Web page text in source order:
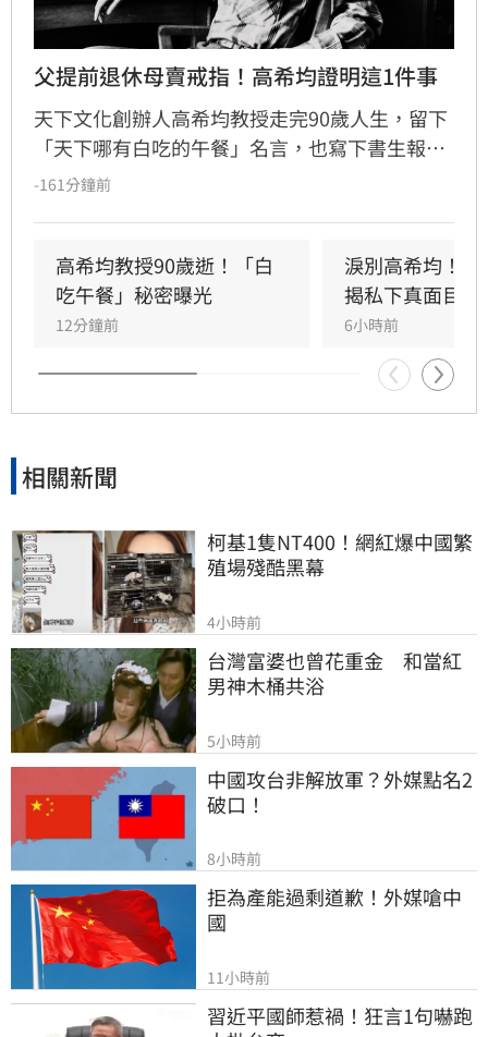
父提前退休母賣戒指！高希均證明這1件事
天下文化創辦人高希均教授走完90歲人生，留下
「天下哪有白吃的午餐」名言，也寫下書生報國
傳奇。13歲躲戰亂來台，一家七口擠在南港三坪
票」留學，改變一生。
-161分鐘前
高希均教授90歲逝！「白
吃午餐」秘密曝光
12分鐘前
淚別高希均！
揭私下真面目
6小時前
相關新聞
柯基1隻NT400！網紅爆中國繁
殖場殘酷黑幕
4小時前
台灣富婆也曾花重金　和當紅
男神木桶共浴
5小時前
中國攻台非解放軍？外媒點名2
破口！
8小時前
拒為產能過剩道歉！外媒嗆中
國
11小時前
習近平國師惹禍！狂言1句嚇跑